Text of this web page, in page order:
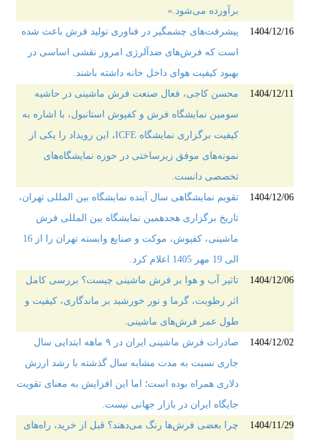
برآورده می‌شود.»
1404/12/16
پیشرفت‌های چشمگیر در فناوری تولید فرش باعث شده
است که فرش‌های ضدآلرژی امروز نقشی اساسی در
بهبود کیفیت هوای داخل خانه داشته باشند.
1404/12/11
محسن کاجی، فعال صنعت فرش ماشینی در حاشیه
سومین نمایشگاه فرش و کفپوش استانبول، با اشاره به
کیفیت برگزاری نمایشگاه ICFE، این رویداد را یکی از
نمونه‌های موفق زیرساختی در حوزه نمایشگاه‌های
تخصصی دانست.
1404/12/06
تقویم نمایشگاهی سال آینده نمایشگاه بین المللی تهران،
تاریخ برگزاری هجدهمین نمایشگاه بین المللی فرش
ماشینی، کفپوش، موکت و صنایع وابسته تهران را از 16
الی 19 مهر 1405 اعلام کرد.
1404/12/06
تاثیر آب و هوا بر فرش ماشینی چیست؟ بررسی کامل
اثر رطوبت، گرما و نور خورشید بر ماندگاری، کیفیت و
طول عمر فرش‌های ماشینی.
1404/12/02
صادرات فرش ماشینی ایران در ۹ ماهه ابتدایی سال
جاری نسبت به مدت مشابه سال گذشته با رشد ارزش
دلاری همراه بوده است؛ اما این افزایش به معنای تقویت
جایگاه ایران در بازار جهانی نیست.
1404/11/29
چرا بعضی فرش‌ها رنگ می‌دهند؟ قبل از خرید، راه‌های